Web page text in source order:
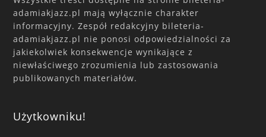
adamiakjazz.pl mają wyłącznie charakter
informacyjny. Zespół redakcyjny bileteria-
adamiakjazz.pl nie ponosi odpowiedzialności za
jakiekolwiek konsekwencje wynikające z
niewłaściwego zrozumienia lub zastosowania
publikowanych materiałów.
Użytkowniku!